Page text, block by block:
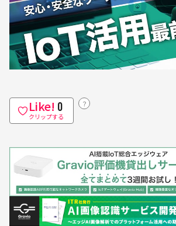
Like! 0
クリップする
？